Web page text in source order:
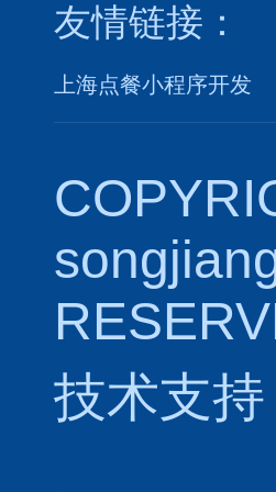
友情链接：
上海点餐小程序开发
技术支持